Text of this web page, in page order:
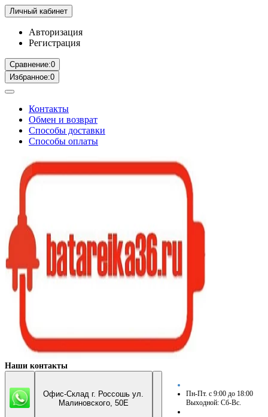
Личный кабинет
Авторизация
Регистрация
Сравнение:0
Избранное:0
Контакты
Обмен и возврат
Способы доставки
Способы оплаты
Наши контакты
Офис-Склад г. Россошь ул.
Малиновского, 50Е
Пн-Пт. с 9:00 до 18:00
Выходной: Сб-Вс.